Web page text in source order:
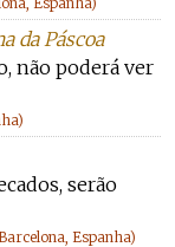
da Páscoa
não poderá ver
serão
Espanha)